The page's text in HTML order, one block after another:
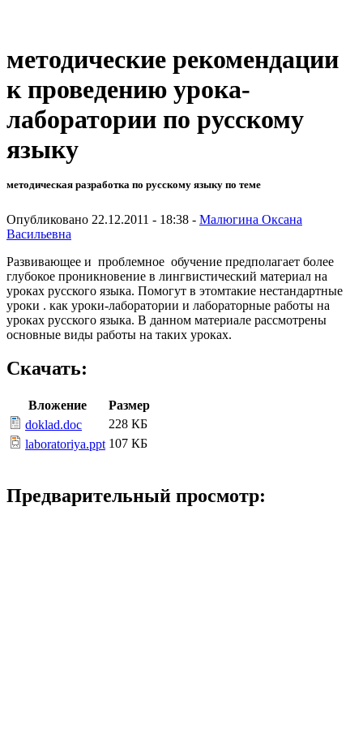
методические рекомендации
к проведению урока-
лаборатории по русскому
языку
методическая разработка по русскому языку по теме
Опубликовано 22.12.2011 - 18:38 - Малюгина Оксана
Васильевна
Развивающее и проблемное обучение предполагает более
глубокое проникновение в лингвистический материал на
уроках русского языка. Помогут в этомтакие нестандартные
уроки . как уроки-лаборатории и лабораторные работы на
уроках русского языка. В данном материале рассмотрены
основные виды работы на таких уроках.
Скачать:
Вложение
Размер
doklad.doc
228 КБ
laboratoriya.ppt 107 КБ
Предварительный просмотр: